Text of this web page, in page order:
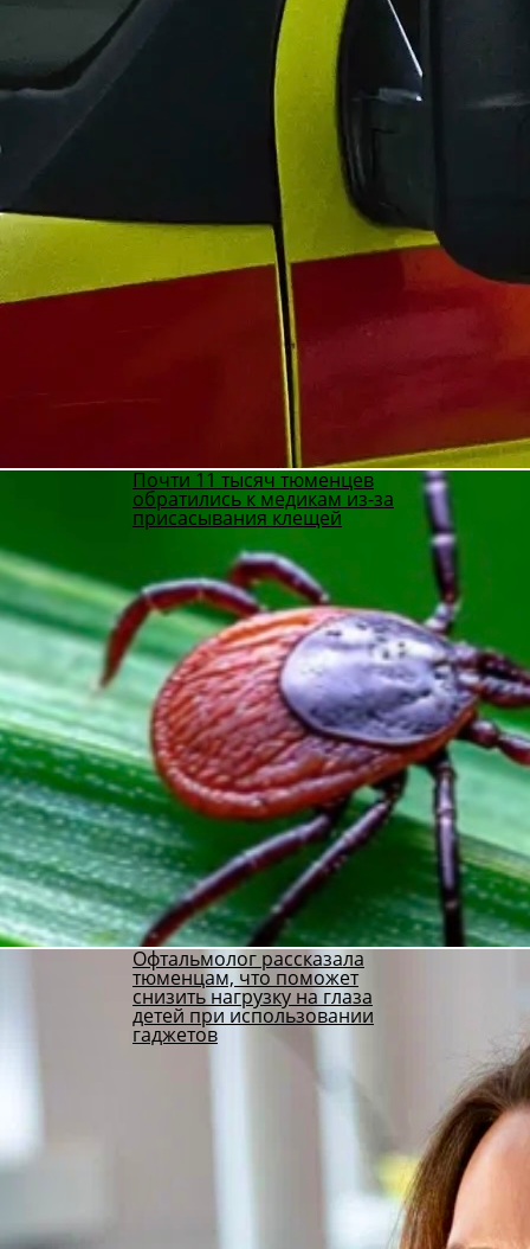
Почти 11 тысяч тюменцев
обратились к медикам из-за
присасывания клещей
Офтальмолог рассказала
тюменцам, что поможет
снизить нагрузку на глаза
детей при использовании
гаджетов